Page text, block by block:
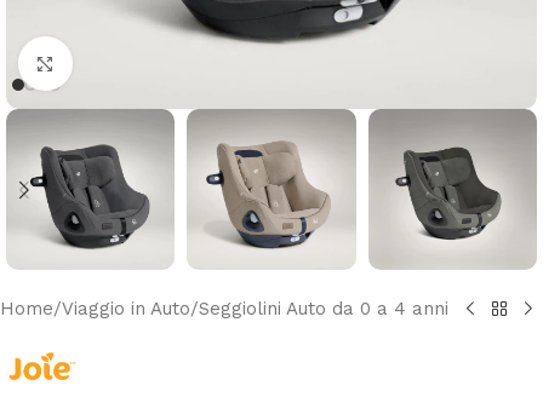
Clicca per ingrandire
Home/Viaggio in Auto/Seggiolini Auto da 0 a 4 anni